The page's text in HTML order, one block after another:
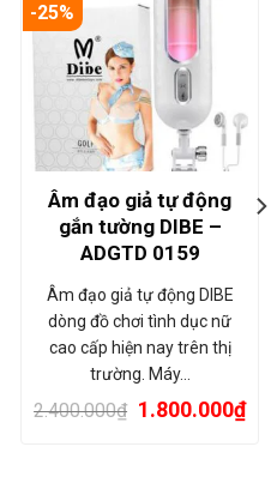
-25%
Âm đạo giả tự động
gắn tường DIBE –
ADGTD 0159
Âm đạo giả tự động DIBE
dòng đồ chơi tình dục nữ
cao cấp hiện nay trên thị
trường. Máy…
2.400.000₫ 1.800.000₫